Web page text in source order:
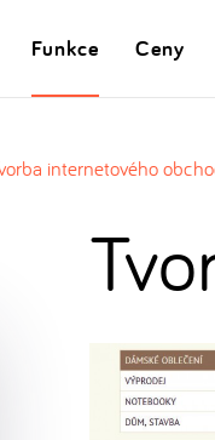
Funkce Ceny
internetového